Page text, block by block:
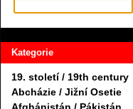
Kategorie
19. století / 19th century
Abcházie / Jižní Osetie